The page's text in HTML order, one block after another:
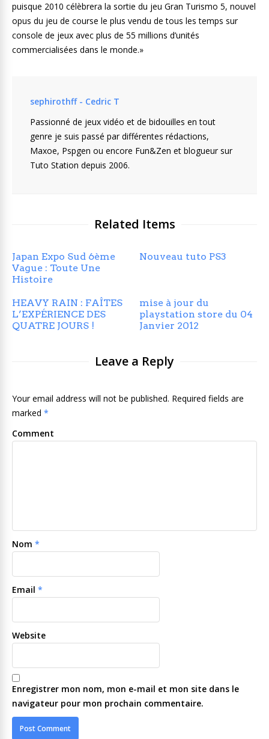
puisque 2010 célèbrera la sortie du jeu Gran Turismo 5, nouvel
opus du jeu de course le plus vendu de tous les temps sur
console de jeux avec plus de 55 millions d’unités
commercialisées dans le monde.»
sephirothff - Cedric T
Passionné de jeux vidéo et de bidouilles en tout
genre je suis passé par différentes rédactions,
Maxoe, Pspgen ou encore Fun&Zen et blogueur sur
Tuto Station depuis 2006.
Related Items
Japan Expo Sud 6ème
Vague : Toute Une
Histoire
Nouveau tuto PS3
HEAVY RAIN : FAÎTES
L’EXPÉRIENCE DES
QUATRE JOURS !
mise à jour du
playstation store du 04
Janvier 2012
Leave a Reply
Your email address will not be published. Required fields are
marked *
Comment
Nom *
Email *
Website
Enregistrer mon nom, mon e-mail et mon site dans le
navigateur pour mon prochain commentaire.